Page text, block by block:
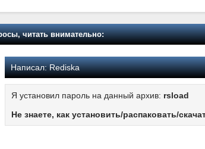
читать внимательно:
Написал:Rediska
Я установил пароль на данный архив: rsload
Не знаете, как установить/распаковать/